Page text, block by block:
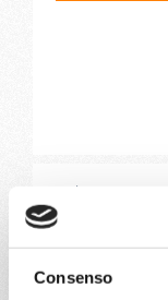
Consenso
Barcellona,